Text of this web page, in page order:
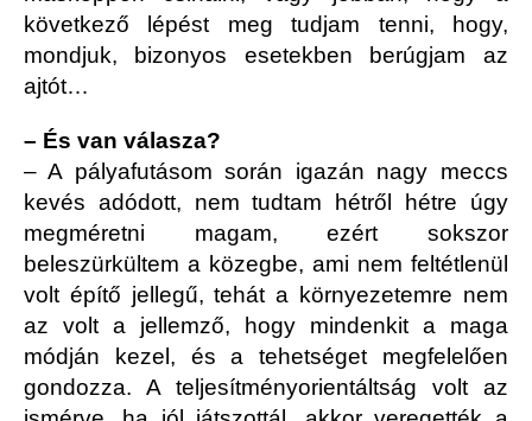
következő lépést meg tudjam tenni, hogy,
mondjuk, bizonyos esetekben berúgjam az
ajtót…
– És van válasza?
– A pályafutásom során igazán nagy meccs
kevés adódott, nem tudtam hétről hétre úgy
megméretni magam, ezért sokszor
beleszürkültem a közegbe, ami nem feltétlenül
volt építő jellegű, tehát a környezetemre nem
az volt a jellemző, hogy mindenkit a maga
módján kezel, és a tehetséget megfelelően
gondozza. A teljesítményorientáltság volt az